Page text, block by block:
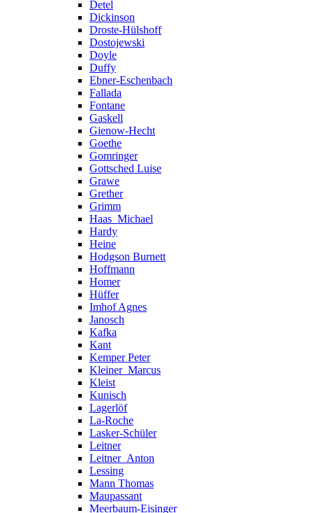
Detel
Dickinson
Droste-Hülshoff
Dostojewski
Doyle
Duffy
Ebner-Eschenbach
Fallada
Fontane
Gaskell
Gienow-Hecht
Goethe
Gomringer
Gottsched Luise
Grawe
Grether
Grimm
Haas_Michael
Hardy
Heine
Hodgson Burnett
Hoffmann
Homer
Hüffer
Imhof Agnes
Janosch
Kafka
Kant
Kemper Peter
Kleiner_Marcus
Kleist
Kunisch
Lagerlöf
La-Roche
Lasker-Schüler
Leitner
Leitner_Anton
Lessing
Mann Thomas
Maupassant
Meerbaum-Eisinger